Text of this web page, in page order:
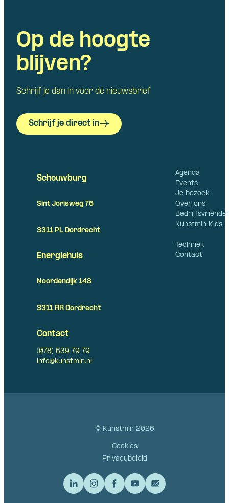
Op de hoogte
blijven?
Schrijf je dan in voor de nieuwsbrief
Schrijf je direct in
Agenda
Events
Je bezoek
Over ons
Kunstmin Kids
Techniek
Contact
Schouwburg
Sint Jorisweg 76
3311 PL Dordrecht
Energiehuis
Noordendijk 148
3311 RR Dordrecht
Contact
(078) 639 79 79
info@kunstmin.nl
© Kunstmin 2026
Cookies
Privacybeleid